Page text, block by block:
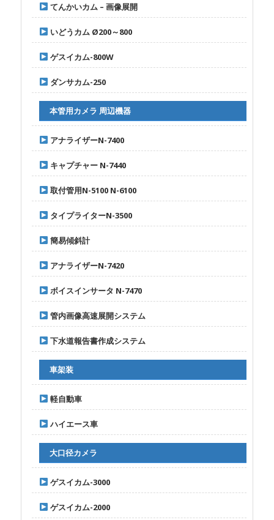
てんかいカム – 画像展開
いどうカム Ø200～800
ゲスイカム-800W
ダンサカム-250
本管用カメラ 周辺機器
アナライザーN-7400
キャプチャー N-7440
取付管用N-5100 N-6100
タイプライターN-3500
簡易傾斜計
アナライザーN-7420
ボイスインサータ N-7470
管内画像高速展開システム
下水道報告書作成システム
車架装
軽自動車
ハイエース車
大口径カメラ
ゲスイカム-3000
ゲスイカム-2000